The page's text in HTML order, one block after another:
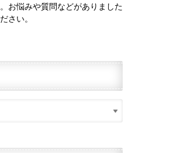
お悩みや質問などがありました
さい。